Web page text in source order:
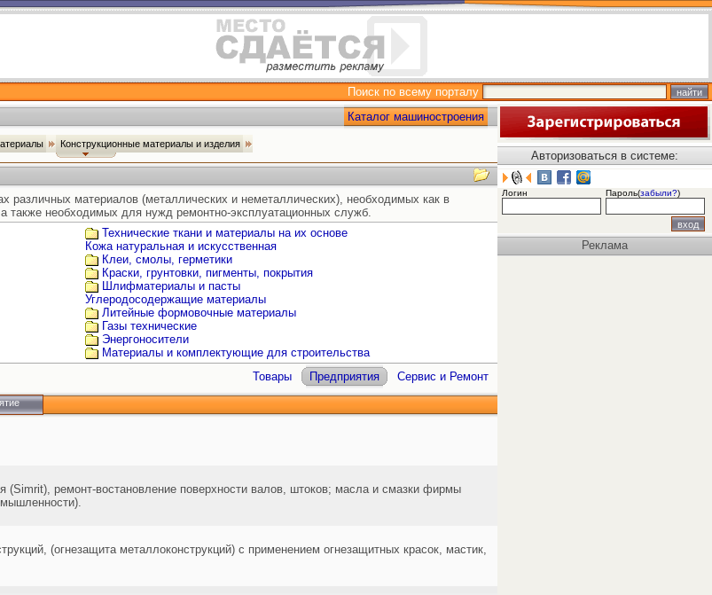
Поиск по всему порталу
Каталог машиностроения
Конструкционные материалы и изделия
материалов (металлических и неметаллических), необходимых как в
также необходимых для нужд ремонтно-эксплуатационных служб.
Технические ткани и материалы на их основе
Кожа натуральная и искусственная
Клеи, смолы, герметики
Краски, грунтовки, пигменты, покрытия
Шлифматериалы и пасты
Углеродосодержащие материалы
Литейные формовочные материалы
Газы технические
Энергоносители
Материалы и комплектующие для строительства
Товары Предприятия Сервис и Ремонт
(Simrit), ремонт-востановление поверхности валов, штоков; масла и смазки фирмы
(огнезащита металлоконструкций) с применением огнезащитных красок, мастик,
Авторизоваться в системе:
Логин Пароль(забыли?)
Реклама